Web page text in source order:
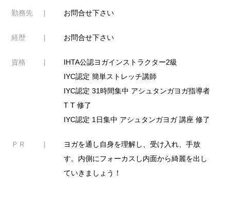
勤務先 お問合せ下さい
経歴 お問合せ下さい
資格
IHTA公認ヨガインストラクター2級
IYC認定 簡単ストレッチ講師
IYC認定 31時間集中 アシュタンガヨガ指導者
T T 修了
IYC認定 1日集中 アシュタンガヨガ 講座 修了
ＰＲ
ヨガを通し自身を理解し、受け入れ、手放
す。内側にフォーカスし内面から綺麗を出し
ていきましょう！